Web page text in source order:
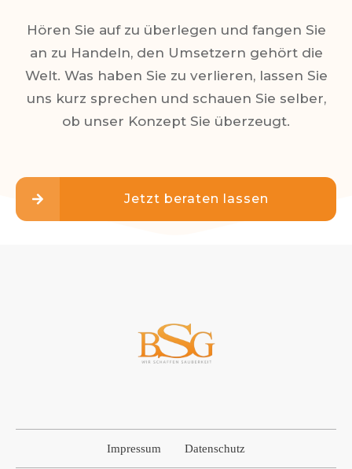
Hören Sie auf zu überlegen und fangen Sie
an zu Handeln, den Umsetzern gehört die
Welt. Was haben Sie zu verlieren, lassen Sie
uns kurz sprechen und schauen Sie selber,
ob unser Konzept Sie überzeugt.
Jetzt beraten lassen
Impressum Datenschutz